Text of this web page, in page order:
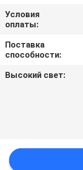
СЛУЧАИ
КАРТА
Условия
оплаты:
Поставка
способности:
Высокий свет: